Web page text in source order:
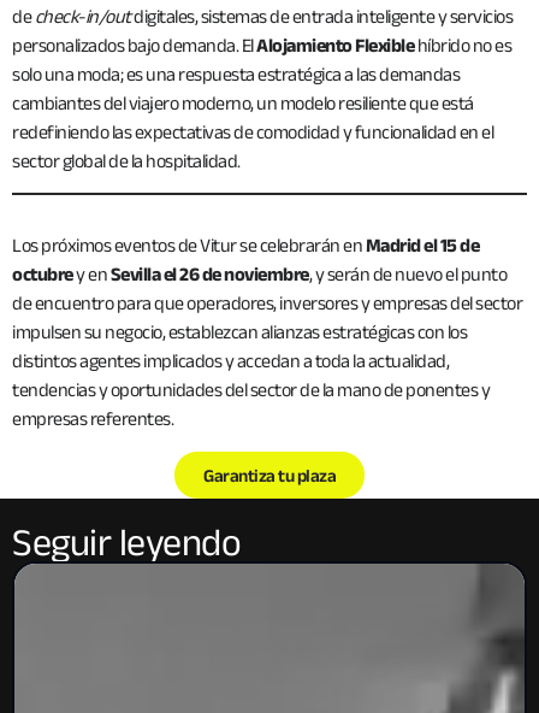
decheck-in/outdigitales, sistemas de entrada inteligente y servicios
personalizados bajo demanda. ElAlojamiento Flexiblehíbrido no es
solo una moda; es una respuesta estratégica a las demandas
cambiantes del viajero moderno, un modelo resiliente que está
redefiniendo las expectativas de comodidad y funcionalidad en el
sector global de la hospitalidad.
Los próximos eventos de Vitur se celebrarán enMadrid el 15 de
octubrey enSevilla el 26 de noviembre, y serán de nuevo el punto
de encuentro para que operadores, inversores y empresas del sector
impulsen su negocio, establezcan alianzas estratégicas con los
distintos agentes implicados y accedan a toda la actualidad,
tendencias y oportunidades del sector de la mano de ponentes y
empresas referentes.
Garantiza tu plaza
Seguir leyendo